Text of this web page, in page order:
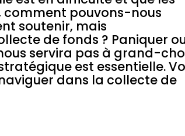
comment pouvons-nous
soutenir, mais
de fonds ? Paniquer
servira pas à grand-
est essentielle.
dans la collecte de